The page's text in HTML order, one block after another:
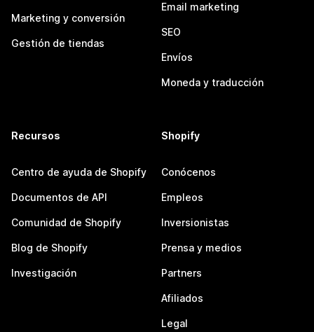
Marketing y conversión
Gestión de tiendas
Email marketing
SEO
Envíos
Moneda y traducción
Recursos
Centro de ayuda de Shopify
Documentos de API
Comunidad de Shopify
Blog de Shopify
Investigación
Shopify
Conócenos
Empleos
Inversionistas
Prensa y medios
Partners
Afiliados
Legal